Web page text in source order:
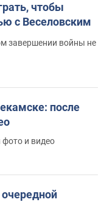
чтобы
с Веселовским
завершении войны не
после
и видео